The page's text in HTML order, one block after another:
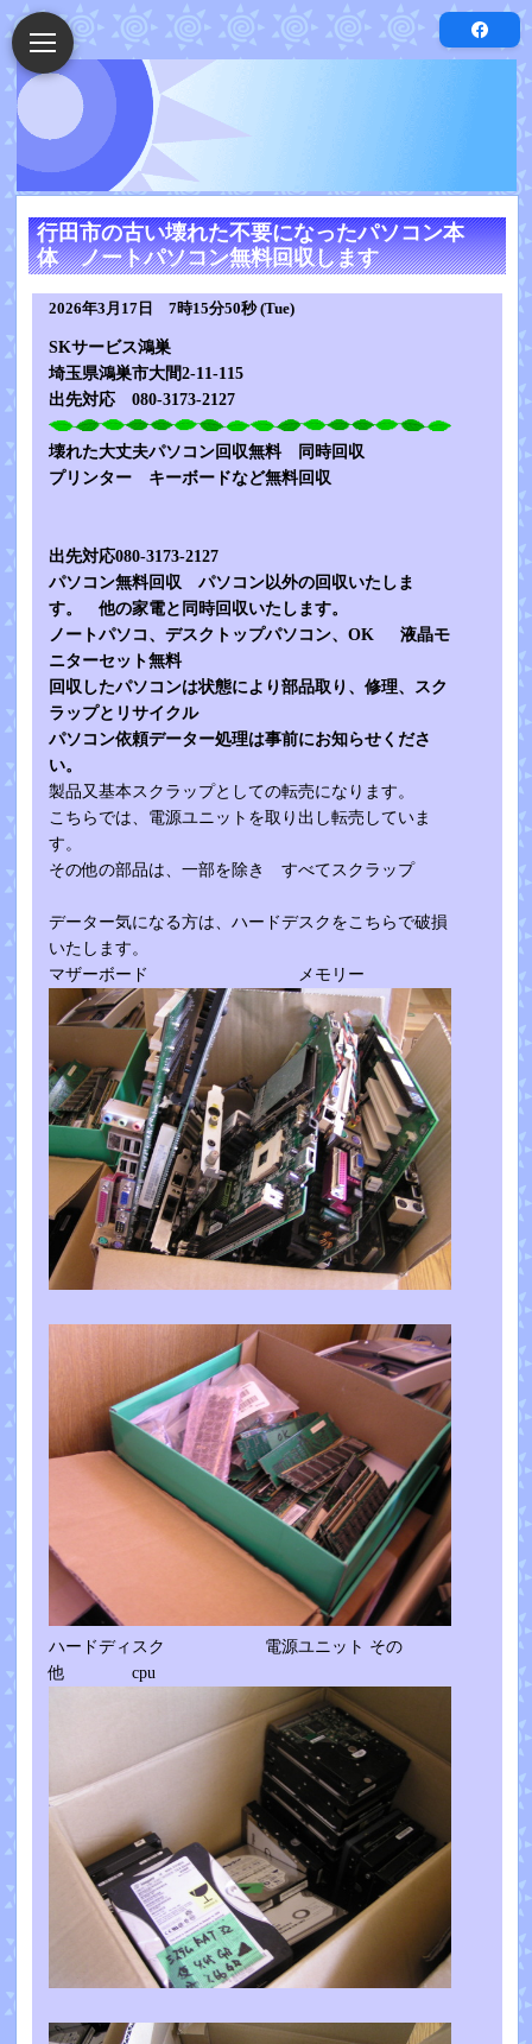
行田市の古い壊れた不要になったパソコン本
体 ノートパソコン無料回収します
2026年3月17日 7時15分50秒 (Tue)
SKサービス鴻巣
埼玉県鴻巣市大間2-11-115
出先対応 080-3173-2127
壊れた大丈夫パソコン回収無料 同時回収
プリンター キーボードなど無料回収
出先対応080-3173-2127
パソコン無料回収 パソコン以外の回収いたしま
す。 他の家電と同時回収いたします。
ノートパソコ、デスクトップパソコン、OK 液晶モ
ニターセット無料
回収したパソコンは状態により部品取り、修理、スク
ラップとリサイクル
パソコン依頼データー処理は事前にお知らせくださ
い。
製品又基本スクラップとしての転売になります。
こちらでは、電源ユニットを取り出し転売していま
す。
その他の部品は、一部を除き すべてスクラップ
データー気になる方は、ハードデスクをこちらで破損
いたします。
マザーボード メモリー
ハードディスク 電源ユニット その
他 cpu